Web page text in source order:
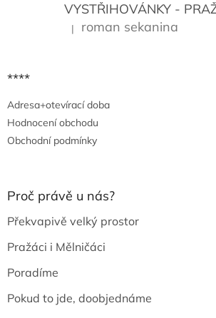
Hodnocení produktu je 5 z 5
| roman sekanina
****
Adresa+otevírací doba
Hodnocení obchodu
Obchodní podmínky
Proč právě u nás?
Překvapivě velký prostor
Pražáci i Mělničáci
Poradíme
Pokud to jde, doobjednáme